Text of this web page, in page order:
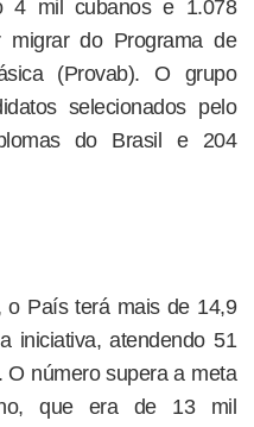
4 mil cubanos e 1.078
migrar do Programa de
(Provab). O grupo
selecionados pelo
do Brasil e 204
o País terá mais de 14,9
iniciativa, atendendo 51
O número supera a meta
que era de 13 mil